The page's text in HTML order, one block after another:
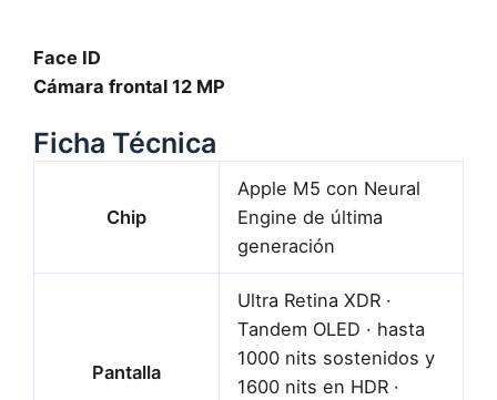
Face ID
Cámara frontal 12 MP
Ficha Técnica
Chip
Apple M5 con Neural
Engine de última
generación
Pantalla
Ultra Retina XDR ·
Tandem OLED · hasta
1000 nits sostenidos y
1600 nits en HDR ·